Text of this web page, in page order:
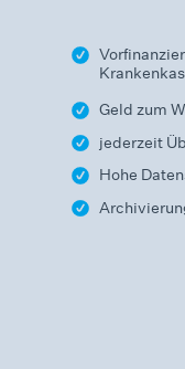
Geld zum
jederzeit
Hohe